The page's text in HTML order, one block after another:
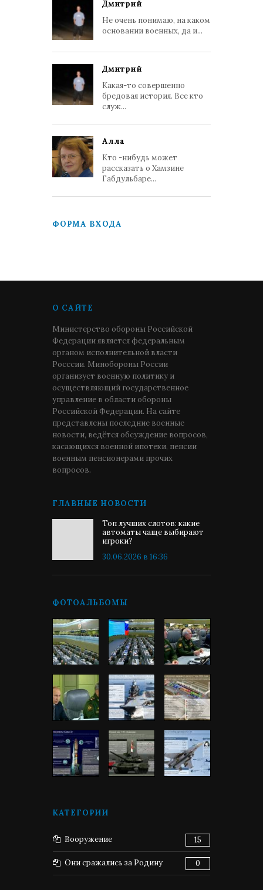
Дмитрий
Не очень понимаю, на каком
основании военных, да и...
Дмитрий
Какая-то совершенно
бредовая история. Все кто
служ...
Алла
Кто -нибудь может
рассказать о Хамзине
Габдульбаре...
ФОРМА ВХОДА
О САЙТЕ
Министерство обороны Российской
Федерации является федеральным
органом исполнительной власти
Росссии. Минобороны России
организует военную политику и
осуществляющий государственное
управление в области обороны
Российской Федерации. На сайте
представлены последние военные
новости, ведётся обсуждение вопросов,
касающихся военной ипотеки, пенсии
военным пенсионерами прочих
вопросов.
ГЛАВНЫЕ НОВОСТИ
Топ лучших слотов: какие
автоматы чаще выбирают
игроки?
30.06.2026 в 16:36
ФОТОАЛЬБОМЫ
КАТЕГОРИИ
Вооружение 15
Они сражались за Родину 0